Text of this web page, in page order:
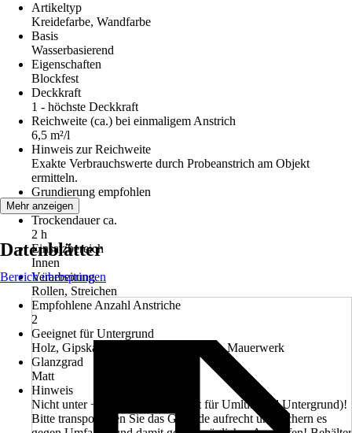
Artikeltyp
Kreidefarbe, Wandfarbe
Basis
Wasserbasierend
Eigenschaften
Blockfest
Deckkraft
1 - höchste Deckkraft
Reichweite (ca.) bei einmaligem Anstrich
6,5 m²/l
Hinweis zur Reichweite
Exakte Verbrauchswerte durch Probeanstrich am Objekt
ermitteln.
Grundierung empfohlen
Ja
Trockendauer ca.
2 h
Einsatzbereich
Innen
Verarbeitung
Rollen, Streichen
Empfohlene Anzahl Anstriche
2
Geeignet für Untergrund
Holz, Gipskarton, Putz, Tapete, Beton, Mauerwerk
Glanzgrad
Matt
Hinweis
Nicht unter +8 °C verarbeiten (gilt für Umluft und Untergrund)!
Bitte transportieren Sie das Gebinde aufrecht und sichern es
Mehr anzeigen
Datenblätter
Bereich überspringen